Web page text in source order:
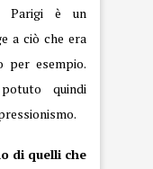
Parigi è un
a ciò che era
per esempio.
quindi
di quelli che